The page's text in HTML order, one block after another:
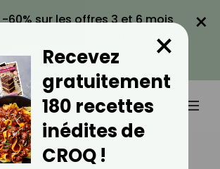
-60% sur les offres 3 et 6 mois
VOIR LA PROMO
×
Alimentation
: Ce Qu’il Faut Savoir
Recevez
gratuitement
180 recettes
inédites de
CROQ !
×